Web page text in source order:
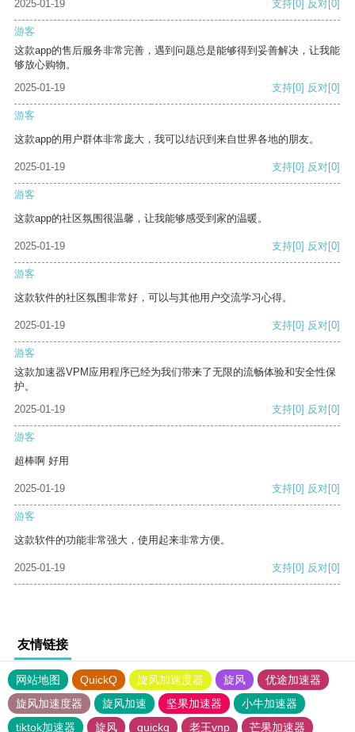
2025-01-19 支持[0] 反对[0]
游客
这款app的售后服务非常完善，遇到问题总是能够得到妥善解决，让我能
够放心购物。
2025-01-19
支持[0] 反对[0]
游客
这款app的用户群体非常庞大，我可以结识到来自世界各地的朋友。
2025-01-19 支持[0] 反对[0]
游客
这款app的社区氛围很温馨，让我能够感受到家的温暖。
2025-01-19 支持[0] 反对[0]
游客
这款软件的社区氛围非常好，可以与其他用户交流学习心得。
2025-01-19 支持[0] 反对[0]
游客
这款加速器VPM应用程序已经为我们带来了无限的流畅体验和安全性保
护。
2025-01-19
支持[0] 反对[0]
游客
超棒啊 好用
2025-01-19 支持[0] 反对[0]
游客
这款软件的功能非常强大，使用起来非常方便。
2025-01-19 支持[0] 反对[0]
友情链接
网站地图 QuickQ 旋风加速度器 旋风
优途加速器
旋风加速度器
旋风加速 坚果加速器
小牛加速器
tiktok加速器
旋风 quickq 老王vnp 芒果加速器